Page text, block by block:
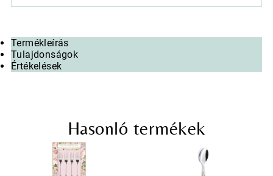
Termékleírás
Tulajdonságok
Értékelések
Hasonló termékek